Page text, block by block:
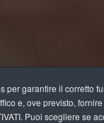
per garantire il corretto
e, ove previsto,
Puoi scegliere se